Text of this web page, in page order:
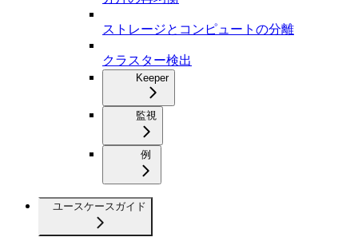
ストレージとコンピュートの分離
クラスター検出
Keeper
監視
例
ユースケースガイド